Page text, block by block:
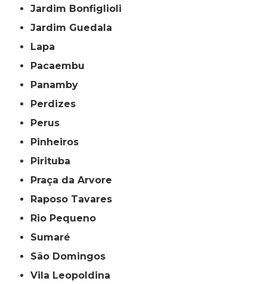
Jardim Bonfiglioli
Jardim Guedala
Lapa
Pacaembu
Panamby
Perdizes
Perus
Pinheiros
Pirituba
Praça da Arvore
Raposo Tavares
Rio Pequeno
Sumaré
São Domingos
Vila Leopoldina